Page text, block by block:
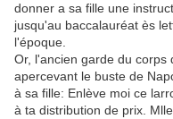
donner a sa fille une
jusqu'au baccalauréat ès
l'époque.
Or, l'ancien garde du corps
apercevant le buste de
à sa fille: Enlève moi ce
à ta distribution de prix.